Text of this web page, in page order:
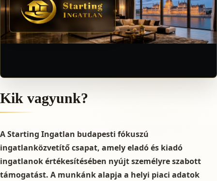
Kik vagyunk?
A Starting Ingatlan budapesti fókuszú
ingatlanközvetítő csapat, amely eladó és kiadó
ingatlanok értékesítésében nyújt személyre szabott
támogatást. A munkánk alapja a helyi piaci adatok